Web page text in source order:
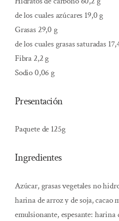
de los cuales azúcares 19,0 g
Grasas 29,0 g
de los cuales grasas saturadas
Fibra 2,2 g
Sodio 0,06 g
Presentación
Paquete de 125g
Ingredientes
Azúcar, grasas vegetales no
harina de arroz y de soja, cacao
emulsionante, espesante: harina